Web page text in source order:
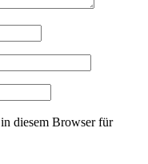
diesem Browser für